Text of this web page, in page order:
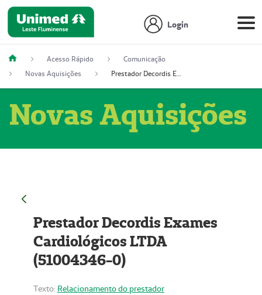
Login
Acesso Rápido
Comunicação
Novas Aquisições
Prestador Decordis Exames Cardiológicos LTDA (51004346-0)
Novas Aquisições
Prestador Decordis Exames
Cardiológicos LTDA
(51004346-0)
Texto: Relacionamento do prestador